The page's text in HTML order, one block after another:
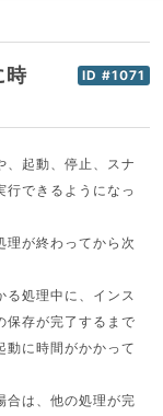
ID #1071
時
、起動、停止、スナ
行できるようになっ
理が終わってから次
る処理中に、インス
保存が完了するまで
動に時間がかかって
合は、他の処理が完